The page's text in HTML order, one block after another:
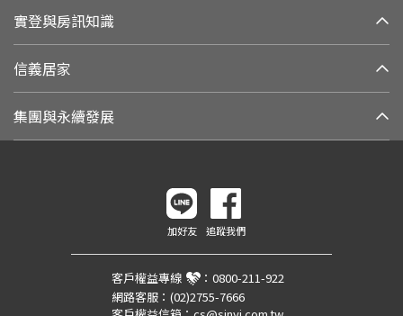
實登與房訊知識
信義居家
集團與永續發展
加好友 追蹤我們
客戶權益專線 ： 0800-211-922
網路客服： (02)2755-7666